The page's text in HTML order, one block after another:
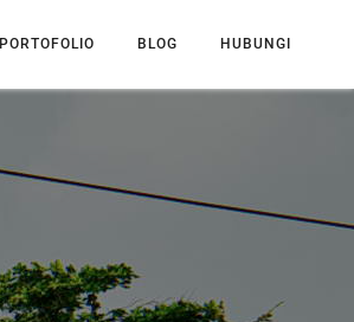
PORTOFOLIO BLOG HUBUNGI